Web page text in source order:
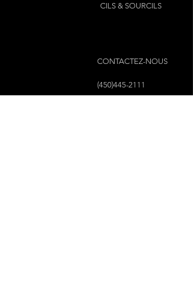
CILS & SOURCILS
CONTACTEZ-NOUS
(450)445-2111